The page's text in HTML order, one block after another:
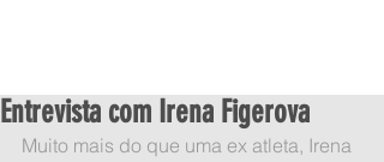
Entrevista com Irena Figerova
Muito mais do que uma ex atleta, Irena